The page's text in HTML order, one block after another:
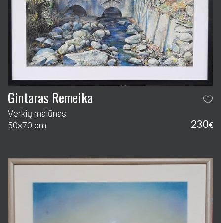
Gintaras Remeika
Verkių malūnas
50×70 cm
230€